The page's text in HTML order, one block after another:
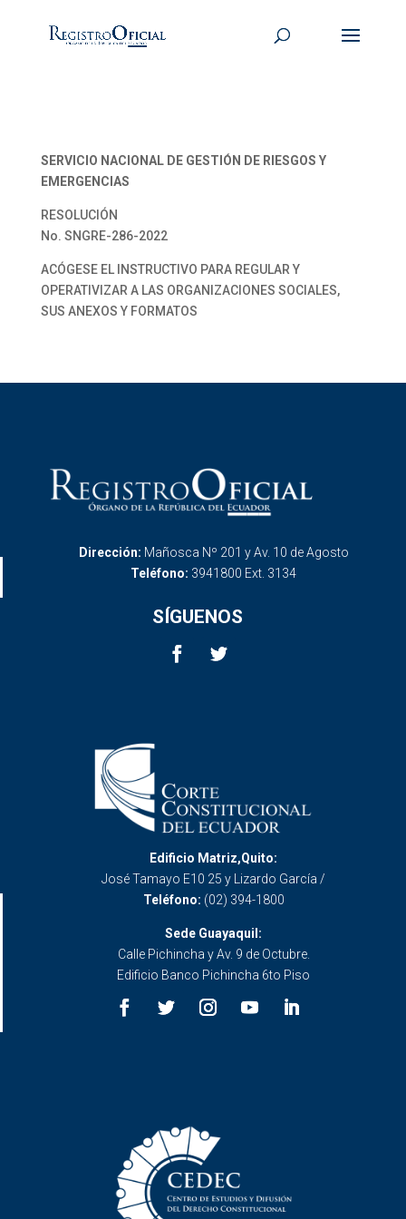
SERVICIO NACIONAL DE GESTIÓN DE RIESGOS Y
EMERGENCIAS
RESOLUCIÓN
No. SNGRE-286-2022
ACÓGESE EL INSTRUCTIVO PARA REGULAR Y
OPERATIVIZAR A LAS ORGANIZACIONES SOCIALES,
SUS ANEXOS Y FORMATOS
Dirección: Mañosca Nº 201 y Av. 10 de Agosto
Teléfono: 3941800 Ext. 3134
SÍGUENOS
Edificio Matriz,Quito:
José Tamayo E10 25 y Lizardo García /
Teléfono: (02) 394-1800
Sede Guayaquil:
Calle Pichincha y Av. 9 de Octubre.
Edificio Banco Pichincha 6to Piso